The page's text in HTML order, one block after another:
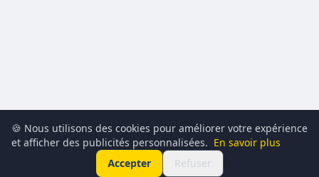
🍪 Nous utilisons des cookies pour améliorer votre expérience
et afficher des publicités personnalisées. En savoir plus
Accepter
Refuser